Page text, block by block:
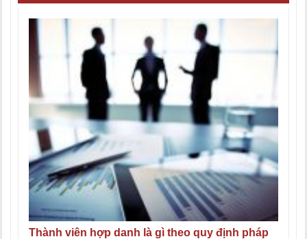
Thành viên hợp danh là gì theo quy định pháp